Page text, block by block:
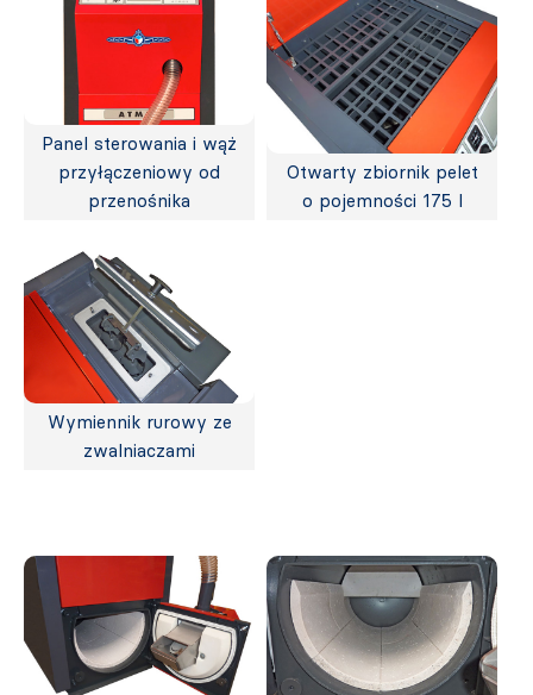
Panel sterowania i wąż
przyłączeniowy od
przenośnika
Otwarty zbiornik pelet
o pojemności 175 l
Wymiennik rurowy ze
zwalniaczami